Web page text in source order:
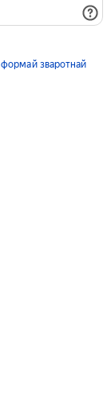
формай зваротнай